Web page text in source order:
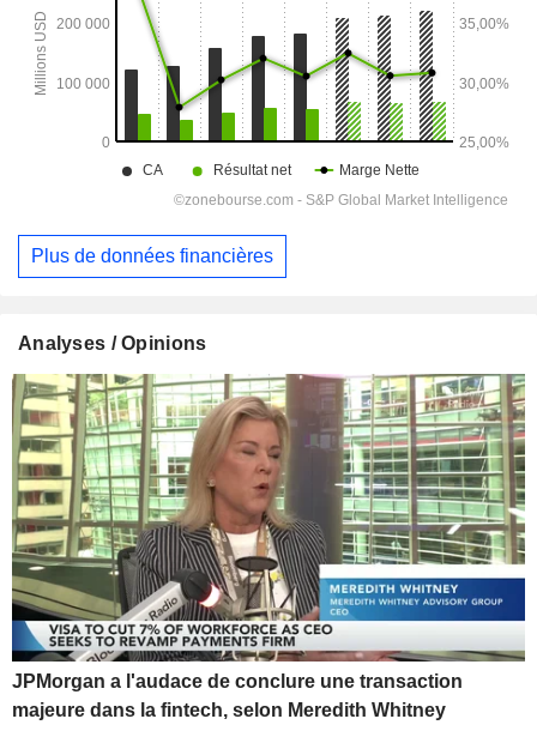
Plus de données financières
Analyses / Opinions
JPMorgan a l'audace de conclure une transaction
majeure dans la fintech, selon Meredith Whitney